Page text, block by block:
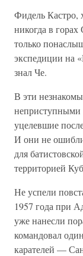
Фидель Кастро,
никогда в
только
экспедиции на
знал Че.
В эти
неприступными
уцелевшие
И они не
для
территорией
Не успели
1957 года при
уже нанесли
командовал
карателей —